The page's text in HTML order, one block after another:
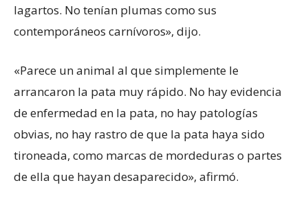
lagartos. No tenían plumas como sus
contemporáneos carnívoros», dijo.
«Parece un animal al que simplemente le
arrancaron la pata muy rápido. No hay evidencia
de enfermedad en la pata, no hay patologías
obvias, no hay rastro de que la pata haya sido
tironeada, como marcas de mordeduras o partes
de ella que hayan desaparecido», afirmó.